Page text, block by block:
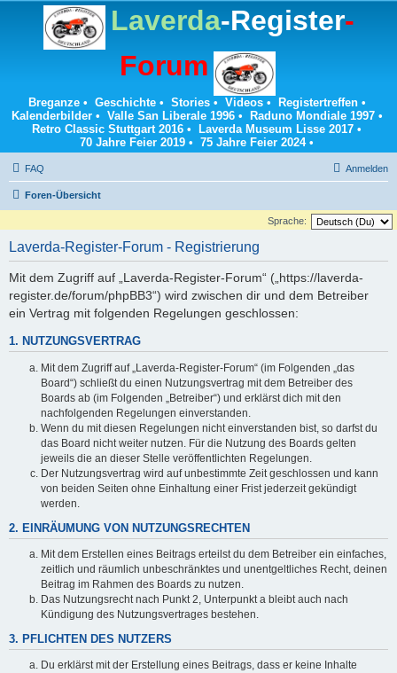
Laverda-Register-
Forum
Breganze• Geschichte• Stories• Videos• Registertreffen•
Kalenderbilder• Valle San Liberale 1996• Raduno Mondiale 1997•
Retro Classic Stuttgart 2016 • Laverda Museum Lisse 2017 •
70 Jahre Feier 2019 • 75 Jahre Feier 2024•
FAQ Anmelden
Foren-Übersicht
Sprache:
Laverda-Register-Forum - Registrierung
Mit dem Zugriff auf „Laverda-Register-Forum“ („https://laverda-
register.de/forum/phpBB3“) wird zwischen dir und dem Betreiber
ein Vertrag mit folgenden Regelungen geschlossen:
1. NUTZUNGSVERTRAG
Mit dem Zugriff auf „Laverda-Register-Forum“ (im Folgenden „das
Board“) schließt du einen Nutzungsvertrag mit dem Betreiber des
Boards ab (im Folgenden „Betreiber“) und erklärst dich mit den
nachfolgenden Regelungen einverstanden.
Wenn du mit diesen Regelungen nicht einverstanden bist, so darfst du
das Board nicht weiter nutzen. Für die Nutzung des Boards gelten
jeweils die an dieser Stelle veröffentlichten Regelungen.
Der Nutzungsvertrag wird auf unbestimmte Zeit geschlossen und kann
von beiden Seiten ohne Einhaltung einer Frist jederzeit gekündigt
werden.
2. EINRÄUMUNG VON NUTZUNGSRECHTEN
Mit dem Erstellen eines Beitrags erteilst du dem Betreiber ein einfaches,
zeitlich und räumlich unbeschränktes und unentgeltliches Recht, deinen
Beitrag im Rahmen des Boards zu nutzen.
Das Nutzungsrecht nach Punkt 2, Unterpunkt a bleibt auch nach
Kündigung des Nutzungsvertrages bestehen.
3. PFLICHTEN DES NUTZERS
Du erklärst mit der Erstellung eines Beitrags, dass er keine Inhalte